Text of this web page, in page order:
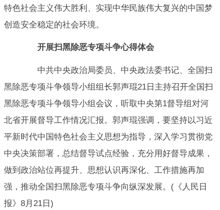
特色社会主义伟大胜利、实现中华民族伟大复兴的中国梦
创造安全稳定的社会环境。
开展扫黑除恶专项斗争心得体会
中共中央政治局委员、中央政法委书记、全国扫
黑除恶专项斗争领导小组组长郭声琨21日主持召开全国扫
黑除恶专项斗争领导小组会议，听取中央第1督导组对河
北省开展督导工作情况汇报。郭声琨强调，要坚持以习近
平新时代中国特色社会主义思想为指导，深入学习贯彻党
中央决策部署，总结督导试点经验，充分用好督导成果，
做到政治站位再提升、思想认识再深化、工作措施再加
强，推动全国扫黑除恶专项斗争向纵深发展。(《人民日
报》8月21日)